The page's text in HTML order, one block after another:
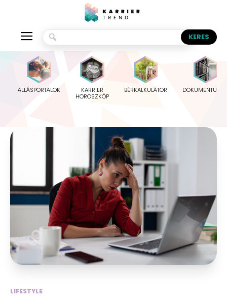
ÁLLÁSPORTÁLOK
KARRIER
HOROSZKÓP
BÉRKALKULÁTOR
LIFESTYLE